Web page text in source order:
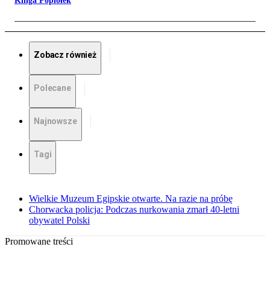
Zobacz również
Polecane
Najnowsze
Tagi
Wielkie Muzeum Egipskie otwarte. Na razie na próbę
Chorwacka policja: Podczas nurkowania zmarł 40-letni
obywatel Polski
Promowane treści